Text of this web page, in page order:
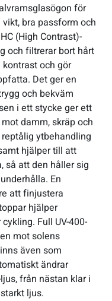
för
bra passform och
(High Contrast)-
och filtrerar bort hårt
och gör
Det ger en
och bekväm
i ett stycke ger ett
damm, skräp och
ytbehandling
hjälper till att
så att den håller sig
En
att finjustera
hjälper
Full UV-400-
mot solens
även som
ändrar
från nästan klar i
ljus.